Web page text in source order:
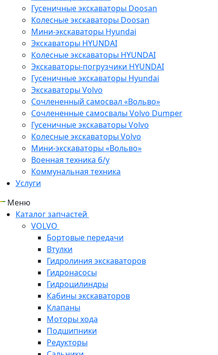
Гусеничные экскаваторы Doosan
Колесные экскаваторы Doosan
Мини-экскаваторы Hyundai
Экскаваторы HYUNDAI
Колесные экскаваторы HYUNDAI
Экскаваторы-погрузчики HYUNDAI
Гусеничные экскаваторы Hyundai
Экскаваторы Volvo
Сочлененный самосвал «Вольво»
Сочлененные самосвалы Volvo Dumper
Гусеничные экскаваторы Volvo
Колесные экскаваторы Volvo
Мини-экскаваторы «Вольво»
Военная техника б/у
Коммунальная техника
Услуги
Меню
Каталог запчастей
VOLVO
Бортовые передачи
Втулки
Гидролиния экскаваторов
Гидронасосы
Гидроцилиндры
Кабины экскаваторов
Клапаны
Моторы хода
Подшипники
Редукторы